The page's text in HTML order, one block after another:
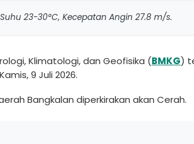
23-30°C, Kecepatan Angin 27.8 m/s.
Klimatologi, dan Geofisika (BMKG)
9 Juli 2026.
Bangkalan diperkirakan akan Cerah.